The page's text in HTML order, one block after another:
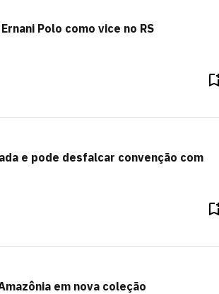
Polo como vice no RS
e pode desfalcar convenção com
em nova coleção